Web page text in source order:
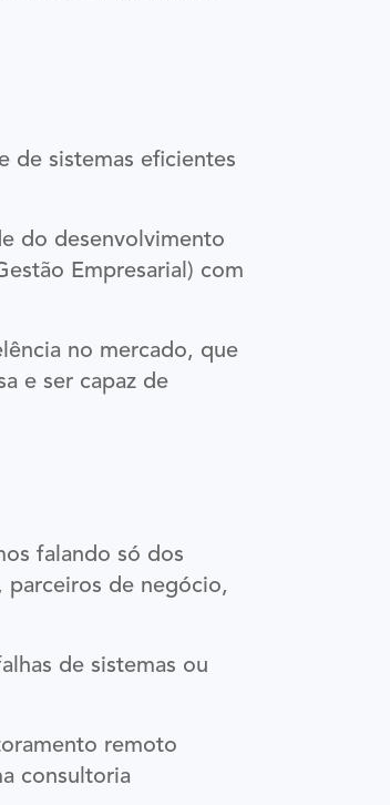
de sistemas eficientes
do desenvolvimento
Empresarial) com
no mercado, que
e ser capaz de
falando só dos
parceiros de negócio,
de sistemas ou
remoto
consultoria